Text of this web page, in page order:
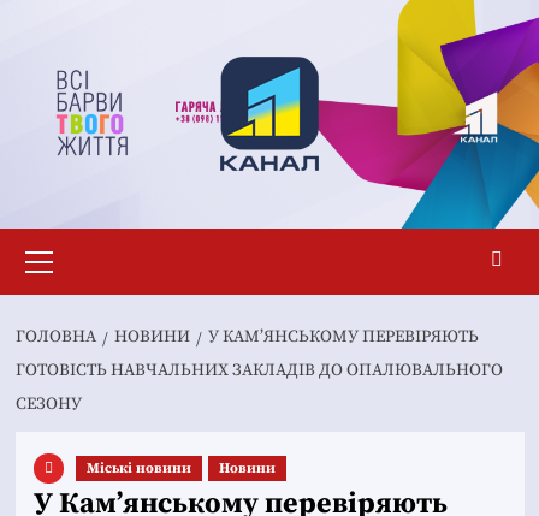
вмісту
меню
ГОЛОВНА НОВИНИ
У КАМ’ЯНСЬКОМУ ПЕРЕВІРЯЮТЬ
ГОТОВІСТЬ НАВЧАЛЬНИХ ЗАКЛАДІВ ДО ОПАЛЮВАЛЬНОГО
СЕЗОНУ
Mіські новини Новини
У Кам’янському перевіряють